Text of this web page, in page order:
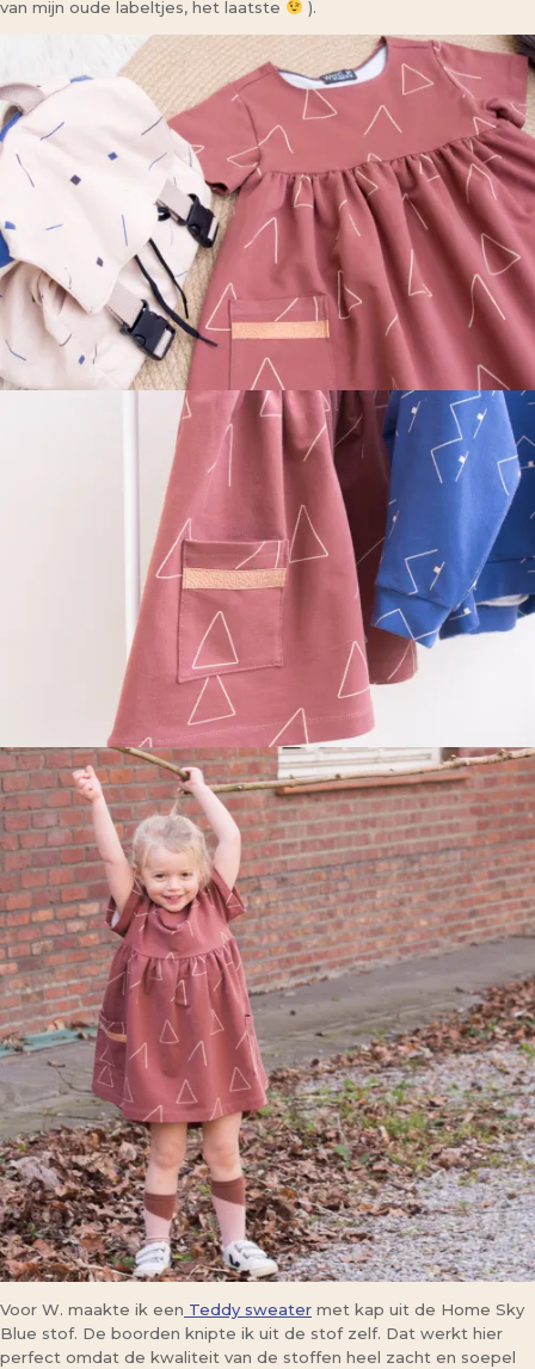
van mijn oude labeltjes, het laatste ).
Voor W. maakte ik een Teddy sweater met kap uit de Home Sky
Blue stof. De boorden knipte ik uit de stof zelf. Dat werkt hier
perfect omdat de kwaliteit van de stoffen heel zacht en soepel